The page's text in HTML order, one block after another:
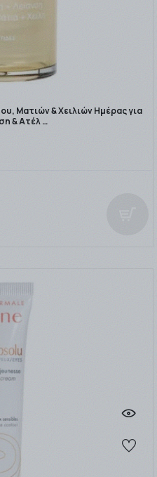
Ματιών & Χειλιών Ημέρας για
& Ατέλ …